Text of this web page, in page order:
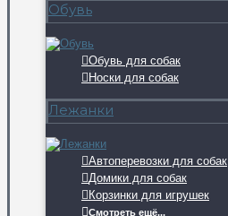
Обувь
Обувь для собак
Носки для собак
Лежанки
Автоперевозки для собак
Домики для собак
Корзинки для игрушек
Смотреть ещё...